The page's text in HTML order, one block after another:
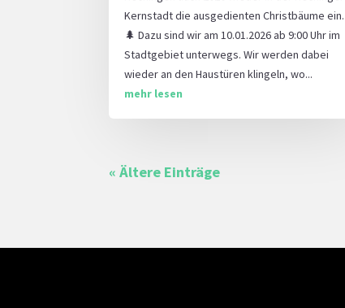
Kernstadt die ausgedienten Christbäume ein.
🌲 Dazu sind wir am 10.01.2026 ab 9:00 Uhr im
Stadtgebiet unterwegs. Wir werden dabei
wieder an den Haustüren klingeln, wo...
mehr lesen
« Ältere Einträge